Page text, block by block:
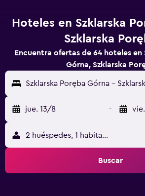
Hoteles en Szklarska
Szklarska
Encuentra ofertas de 64 hoteles en
Górna, Szklarska
Szklarska Poręba Górna -
jue. 13/8 -
2 huéspedes, 1 habitación
Buscar